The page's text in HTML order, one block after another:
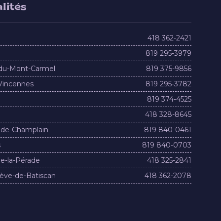
418 362-2421
819 295-3979
Mont-Carmel
819 375-9856
819 295-3782
819 374-4525
418 328-8645
Champlain
819 840-0461
819 840-0703
la-Pérade
418 325-2841
de-Batiscan
418 362-2078